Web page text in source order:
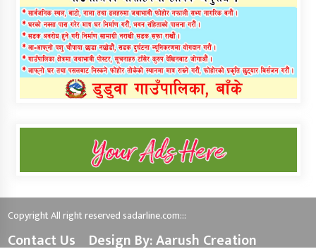
Copyright All right reserved sadarline.com:::
Contact Us Design By: Aarush Creation